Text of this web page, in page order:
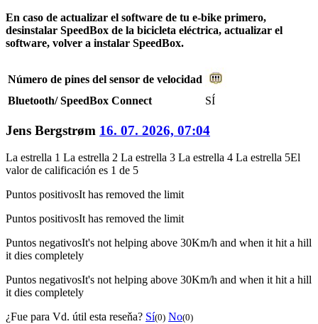
En caso de actualizar el software de tu e-bike primero,
desinstalar SpeedBox de la bicicleta eléctrica, actualizar el
software, volver a instalar SpeedBox.
Número de pines del sensor de velocidad
Bluetooth/ SpeedBox Connect
SÍ
Jens Bergstrøm 16. 07. 2026, 07:04
La estrella 1 La estrella 2 La estrella 3 La estrella 4 La estrella 5El
valor de calificación es 1 de 5
Puntos positivosIt has removed the limit
Puntos positivosIt has removed the limit
Puntos negativosIt's not helping above 30Km/h and when it hit a hill
it dies completely
Puntos negativosIt's not helping above 30Km/h and when it hit a hill
it dies completely
¿Fue para Vd. útil esta reseňa? Sí(0) No(0)